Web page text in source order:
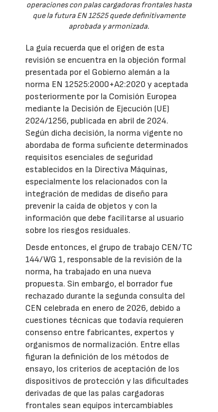
operaciones con palas cargadoras frontales hasta
que la futura EN 12525 quede definitivamente
aprobada y armonizada.
La guía recuerda que el origen de esta
revisión se encuentra en la objeción formal
presentada por el Gobierno alemán a la
norma EN 12525:2000+A2:2020 y aceptada
posteriormente por la Comisión Europea
mediante la Decisión de Ejecución (UE)
2024/1256, publicada en abril de 2024.
Según dicha decisión, la norma vigente no
abordaba de forma suficiente determinados
requisitos esenciales de seguridad
establecidos en la Directiva Máquinas,
especialmente los relacionados con la
integración de medidas de diseño para
prevenir la caída de objetos y con la
información que debe facilitarse al usuario
sobre los riesgos residuales.
Desde entonces, el grupo de trabajo CEN/TC
144/WG 1, responsable de la revisión de la
norma, ha trabajado en una nueva
propuesta. Sin embargo, el borrador fue
rechazado durante la segunda consulta del
CEN celebrada en enero de 2026, debido a
cuestiones técnicas que todavía requieren
consenso entre fabricantes, expertos y
organismos de normalización. Entre ellas
figuran la definición de los métodos de
ensayo, los criterios de aceptación de los
dispositivos de protección y las dificultades
derivadas de que las palas cargadoras
frontales sean equipos intercambiables